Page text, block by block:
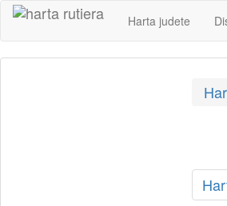
Harta judete